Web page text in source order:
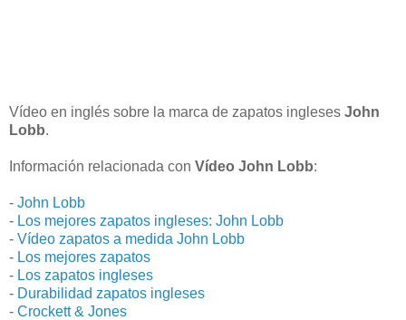
Vídeo en inglés sobre la marca de zapatos ingleses John
Lobb.
Información relacionada con Vídeo John Lobb:
- John Lobb
- Los mejores zapatos ingleses: John Lobb
- Vídeo zapatos a medida John Lobb
- Los mejores zapatos
- Los zapatos ingleses
- Durabilidad zapatos ingleses
- Crockett & Jones